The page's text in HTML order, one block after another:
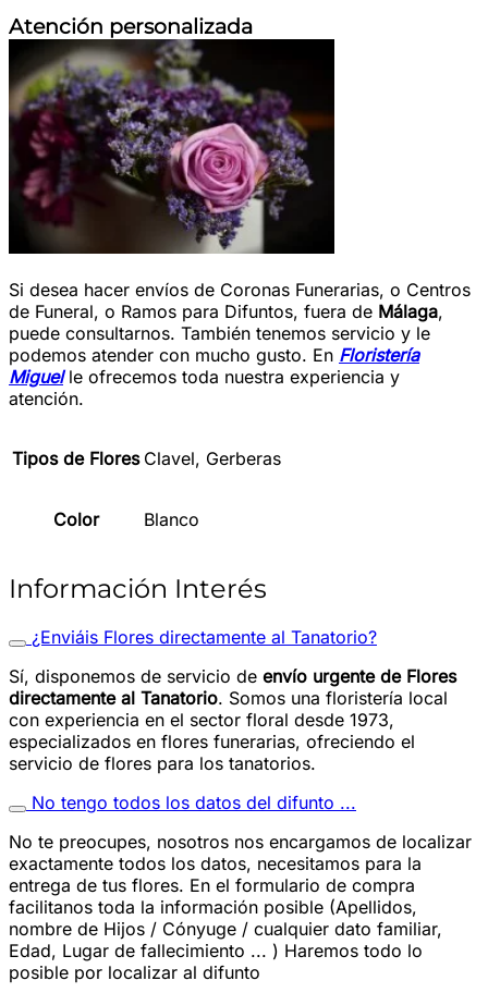
Atención personalizada
Si desea hacer envíos de Coronas Funerarias, o Centros
de Funeral, o Ramos para Difuntos, fuera de Málaga,
puede consultarnos. También tenemos servicio y le
podemos atender con mucho gusto. En Floristería
Miguelle ofrecemos toda nuestra experiencia y
atención.
Tipos de Flores Clavel, Gerberas
Color Blanco
Información Interés
¿Enviáis Flores directamente al Tanatorio?
Sí, disponemos de servicio de envío urgente de Flores
directamente al Tanatorio. Somos una floristería local
con experiencia en el sector floral desde 1973,
especializados en flores funerarias, ofreciendo el
servicio de flores para los tanatorios.
No tengo todos los datos del difunto ...
No te preocupes, nosotros nos encargamos de localizar
exactamente todos los datos, necesitamos para la
entrega de tus flores. En el formulario de compra
facilitanos toda la información posible (Apellidos,
nombre de Hijos / Cónyuge / cualquier dato familiar,
Edad, Lugar de fallecimiento ... ) Haremos todo lo
posible por localizar al difunto